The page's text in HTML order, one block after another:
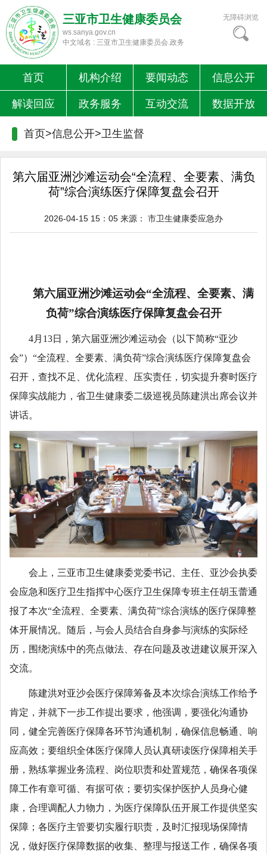
三亚市卫生健康委员会
ws.sanya.gov.cn
中文域名 : 三亚市卫生健康委员会.政务
无障碍浏览
首页 机构介绍 要闻动态 信息公开
解读回应 政务服务 互动交流 数据开放
首页>信息公开>卫生监督
第六届亚洲沙滩运动会“全流程、全要素、满负
荷”综合演练医疗保障复盘会召开
2026-04-15 15：05 来源： 市卫生健康委应急办
第六届亚洲沙滩运动会“全流程、全要素、满
负荷”综合演练医疗保障复盘会召开
4月13日，第六届亚洲沙滩运动会（以下简称“亚沙
会”）“全流程、全要素、满负荷”综合演练医疗保障复盘会
召开，查找不足、优化流程、压实责任，切实提升赛时医疗
保障实战能力，省卫生健康委二级巡视员陈建洪出席会议并
讲话。
会上，三亚市卫生健康委党委书记、主任、亚沙会执委
会应急和医疗卫生指挥中心医疗卫生保障专班主任胡玉蕾通
报了本次“全流程、全要素、满负荷”综合演练的医疗保障整
体开展情况。随后，与会人员结合自身参与演练的实际经
历，围绕演练中的亮点做法、存在问题及改进建议展开深入
交流。
陈建洪对亚沙会医疗保障筹备及本次综合演练工作给予
肯定，并就下一步工作提出要求，他强调，要强化沟通协
同，健全完善医疗保障各环节沟通机制，确保信息畅通、响
应高效；要组织全体医疗保障人员认真研读医疗保障相关手
册，熟练掌握业务流程、岗位职责和处置规范，确保各项保
障工作有章可循、有据可依；要切实保护医护人员身心健
康，合理调配人力物力，为医疗保障队伍开展工作提供坚实
保障；各医疗主管要切实履行职责，及时汇报现场保障情
况，做好医疗保障数据的收集、整理与报送工作，确保各项